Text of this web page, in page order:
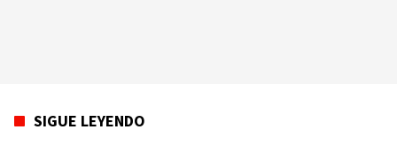
SIGUE LEYENDO